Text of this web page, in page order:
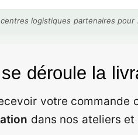
logistiques partenaires pour
déroule la
votre commande
dans nos ateliers et